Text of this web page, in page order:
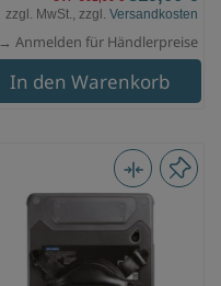
zzgl. MwSt., zzgl. Versandkosten
→ Anmelden für Händlerpreise
In den Warenkorb